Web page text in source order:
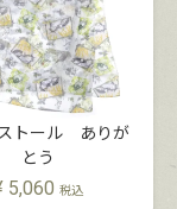
トール ありが
とう
5,060 税込